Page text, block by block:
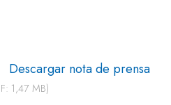
Descargar nota de prensa
1,47 MB)